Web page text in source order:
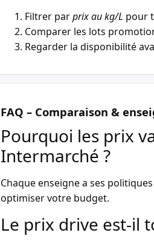
Filtrer parprix au kg/L pour
Comparer les lots
Regarder la disponibilité
FAQ – Comparaison &
Pourquoi les prix
Intermarché ?
Chaque enseigne a ses
optimiser votre budget.
Le prix drive est-il